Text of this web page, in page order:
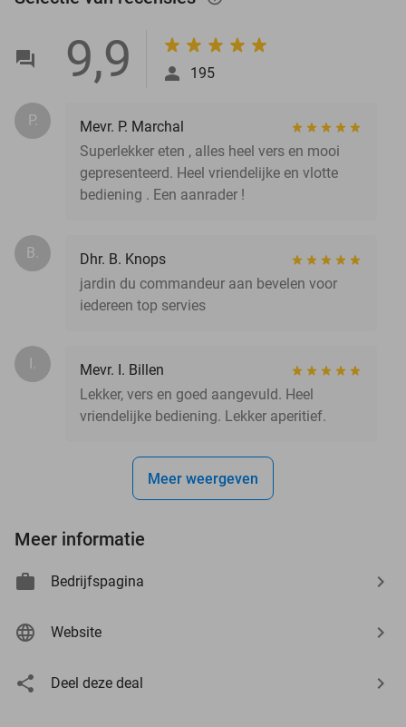
9,9 195
P.
Mevr. P. Marchal
Superlekker eten , alles heel vers en mooi
gepresenteerd. Heel vriendelijke en vlotte
bediening . Een aanrader !
B.
Dhr. B. Knops
jardin du commandeur aan bevelen voor
iedereen top servies
I.
Mevr. I. Billen
Lekker, vers en goed aangevuld. Heel
vriendelijke bediening. Lekker aperitief.
Meer weergeven
Meer informatie
Bedrijfspagina
Website
Deel deze deal